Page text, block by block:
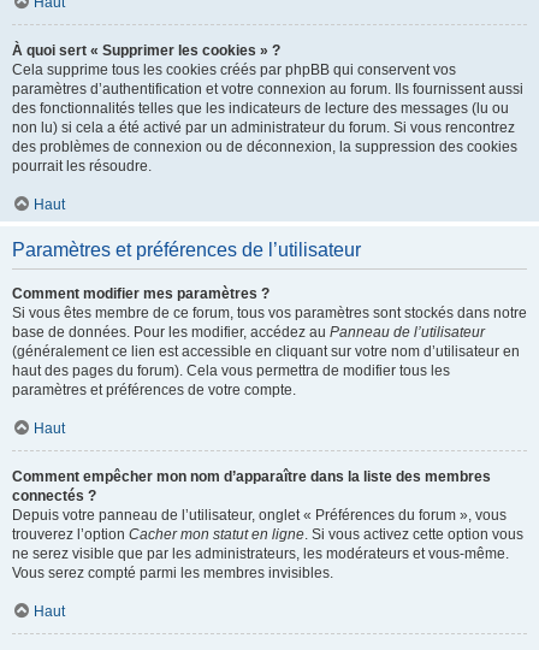
À quoi sert « Supprimer les cookies » ?
Cela supprime tous les cookies créés par phpBB qui conservent vos
paramètres d’authentification et votre connexion au forum. Ils fournissent aussi
des fonctionnalités telles que les indicateurs de lecture des messages (lu ou
non lu) si cela a été activé par un administrateur du forum. Si vous rencontrez
des problèmes de connexion ou de déconnexion, la suppression des cookies
pourrait les résoudre.
Haut
Paramètres et préférences de l’utilisateur
Comment modifier mes paramètres ?
Si vous êtes membre de ce forum, tous vos paramètres sont stockés dans notre
base de données. Pour les modifier, accédez au Panneau de l’utilisateur
(généralement ce lien est accessible en cliquant sur votre nom d’utilisateur en
haut des pages du forum). Cela vous permettra de modifier tous les
paramètres et préférences de votre compte.
Haut
Comment empêcher mon nom d’apparaître dans la liste des membres
connectés ?
Depuis votre panneau de l’utilisateur, onglet « Préférences du forum », vous
trouverez l’option Cacher mon statut en ligne. Si vous activez cette option vous
ne serez visible que par les administrateurs, les modérateurs et vous-même.
Vous serez compté parmi les membres invisibles.
Haut